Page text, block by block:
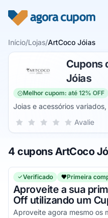
Início/Lojas/ArtCoco Jóias
Cupons
Jóias
Melhor cupom: até 12% OFF
Joias e acessórios
destacar sua beleza,
possível, para que você
Sua nota para ArtCoco
5 estrelas
4 estrelas
3 estrelas
2 estrelas
1 estrela Avalie
4 cupons ArtCoco
Verificado Primeira
Aproveite a sua
Off utilizando um